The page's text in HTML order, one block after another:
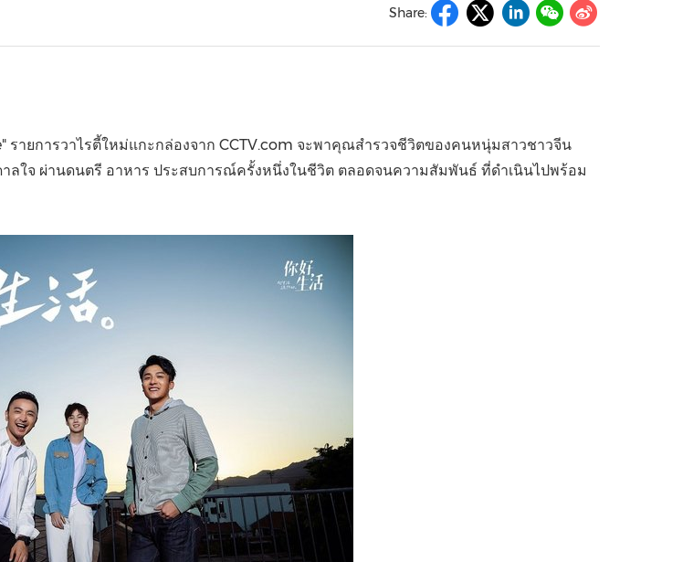
Artificial Intelligence
Share:
รายการวาไรตี้ใหม่แกะกล่องจาก CCTV.com จะพาคุณสำรวจชีวิตของคนหนุ่มสาวชาวจีน
ลใจ ผ่านดนตรี อาหาร ประสบการณ์ครั้งหนึ่งในชีวิต ตลอดจนความสัมพันธ์ ที่ดำเนินไปพร้อม